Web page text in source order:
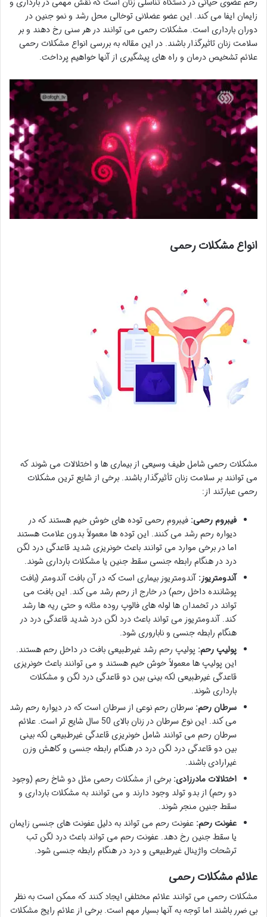
زایمان ایفا می کند. این عضو عضلانی توخالی محل رشد و نمو جنین در
دوران بارداری است. مشکلات رحمی می توانند در هر سنی رخ دهند و بر
سلامت زنان تاثیرگذار باشند. در این مقاله به بررسی انواع مشکلات رحمی
علائم تشخیص درمان و راه های پیشگیری از آنها خواهیم پرداخت.
انواع مشکلات رحمی
مشکلات رحمی شامل طیف وسیعی از بیماری ها و اختلالات می شوند که
می توانند بر سلامت زنان تأثیرگذار باشند. برخی از شایع ترین مشکلات
رحمی عبارتند از:
فیبروم رحمی: فیبروم رحمی توده های خوش خیم هستند که در
دیواره رحم رشد می کنند. این توده ها معمولاً بدون علامت هستند
اما در برخی موارد می توانند باعث خونریزی شدید قاعدگی درد لگن
درد در هنگام رابطه جنسی سقط جنین یا مشکلات بارداری شوند.
آندومتریوز: آندومتریوز بیماری است که در آن بافت آندومتر (بافت
پوشاننده داخل رحم) در خارج از رحم رشد می کند. این بافت می
تواند در تخمدان ها لوله های فالوپ روده مثانه و حتی ریه ها رشد
کند. آندومتریوز می تواند باعث درد لگن درد شدید قاعدگی درد در
هنگام رابطه جنسی و ناباروری شود.
پولیپ رحم: پولیپ رحم رشد غیرطبیعی بافت در داخل رحم هستند.
این پولیپ ها معمولاً خوش خیم هستند و می توانند باعث خونریزی
قاعدگی غیرطبیعی لکه بینی بین دو قاعدگی درد لگن و مشکلات
بارداری شوند.
سرطان رحم: سرطان رحم نوعی از سرطان است که در دیواره رحم رشد
می کند. این نوع سرطان در زنان بالای 50 سال شایع تر است. علائم
سرطان رحم می توانند شامل خونریزی قاعدگی غیرطبیعی لکه بینی
بین دو قاعدگی درد لگن درد در هنگام رابطه جنسی و کاهش وزن
غیرارادی باشند.
اختلالات مادرزادی: برخی از مشکلات رحمی مثل دو شاخ رحم (وجود
دو رحم) از بدو تولد وجود دارند و می توانند به مشکلات بارداری و
سقط جنین منجر شوند.
عفونت رحم: عفونت رحم می تواند به دلیل عفونت های جنسی زایمان
یا سقط جنین رخ دهد. عفونت رحم می تواند باعث درد لگن تب
ترشحات واژینال غیرطبیعی و درد در هنگام رابطه جنسی شود.
علائم مشکلات رحمی
مشکلات رحمی می توانند علائم مختلفی ایجاد کنند که ممکن است به نظر
بی ضرر باشند اما توجه به آنها بسیار مهم است. برخی از علائم رایج مشکلات